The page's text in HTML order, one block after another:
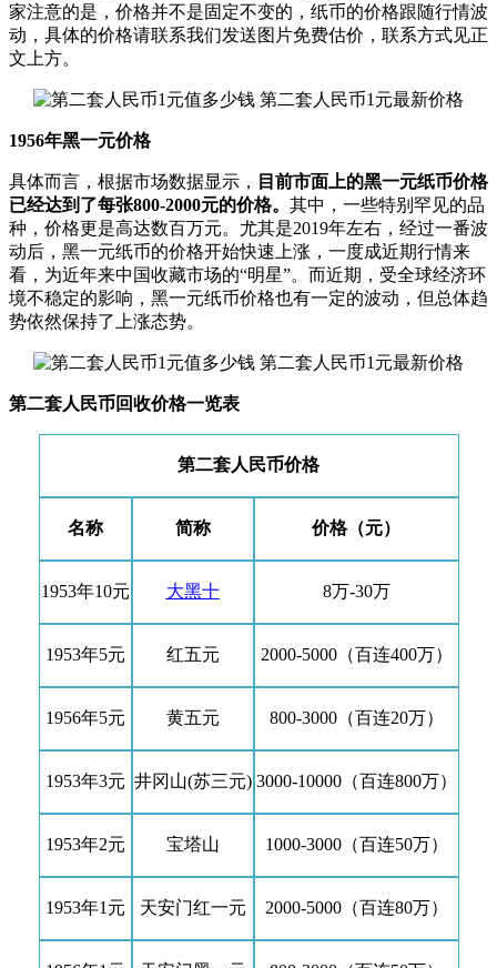
家注意的是，价格并不是固定不变的，纸币的价格跟随行情波
动，具体的价格请联系我们发送图片免费估价，联系方式见正
文上方。
1956年黑一元价格
具体而言，根据市场数据显示，
目前市面上的黑一元纸币价格
已经达到了每张800-2000元的价格。 其中，一些特别罕见的品
种，价格更是高达数百万元。尤其是2019年左右，经过一番波
动后，黑一元纸币的价格开始快速上涨，一度成近期行情来
看，为近年来中国收藏市场的“明星”。而近期，受全球经济环
境不稳定的影响，黑一元纸币价格也有一定的波动，但总体趋
势依然保持了上涨态势。
第二套人民币回收价格一览表
第二套人民币价格
名称 简称 价格（元）
1953年10元 大黑十 8万-30万
1953年5元 红五元 2000-5000（百连400万）
1956年5元 黄五元 800-3000（百连20万）
1953年3元 井冈山(苏三元) 3000-10000（百连800万）
1953年2元 宝塔山 1000-3000（百连50万）
1953年1元 天安门红一元 2000-5000（百连80万）